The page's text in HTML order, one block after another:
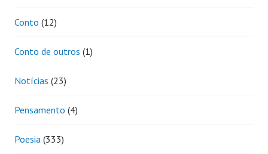
Conto (12)
Conto de outros (1)
Notícias (23)
Pensamento (4)
Poesia (333)